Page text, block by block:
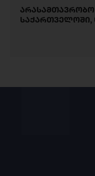
არასამთავრობო
საქართველოში,